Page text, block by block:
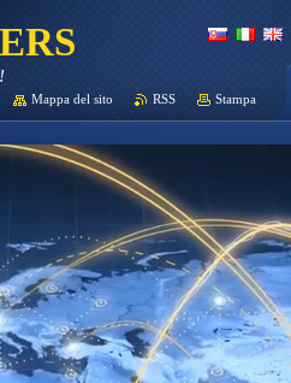
Mappa del sito RSS Stampa